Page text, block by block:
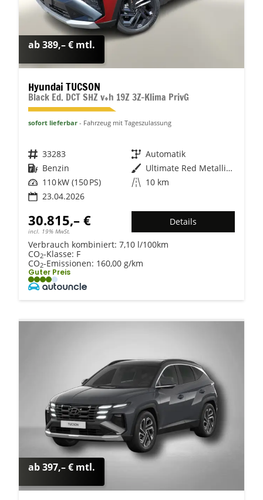
ab 389,– € mtl.
Hyundai TUCSON
Black Ed. DCT SHZ v+h 19Z 3Z-Klima PrivG
sofort lieferbar Fahrzeug mit Tageszulassung
Fahrzeugnr. 33283 Getriebe Automatik
Kraftstoff Benzin Außenfarbe
Ultimate Red Metallic / Dach: sc
Leistung 110 kW (150 PS) Kilometerstand 10 km
23.04.2026
30.815,– €
incl. 19% MwSt.
Details
Verbrauch kombiniert: 7,10 l/100km
CO2-Klasse: F
CO2-Emissionen: 160,00 g/km
Guter Preis
ab 397,– € mtl.